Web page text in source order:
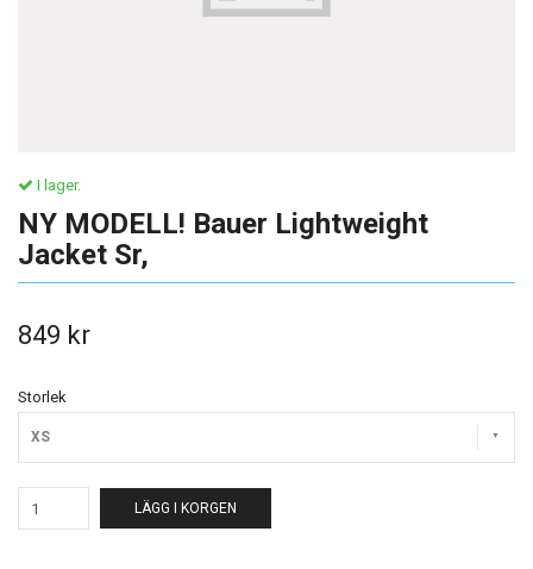
I lager.
NY MODELL! Bauer Lightweight
Jacket Sr,
849 kr
Storlek
XS
LÄGG I KORGEN